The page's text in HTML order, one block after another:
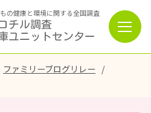
の健康と環境に関する全国調査
チル調査
ユニットセンター
ファミリーブログリレー